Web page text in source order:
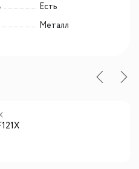
Есть
Металл